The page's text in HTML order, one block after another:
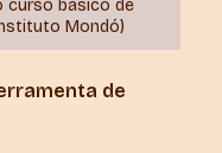
curso básico de
Mondó)
de